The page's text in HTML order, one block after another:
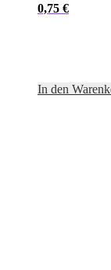
0,75 €
In den